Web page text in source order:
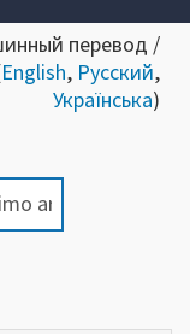
перевод /
English, Русский,
Українська)